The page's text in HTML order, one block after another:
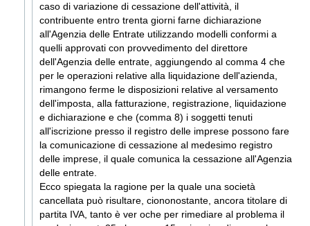
caso di variazione di cessazione dell'attività, il
contribuente entro trenta giorni farne dichiarazione
all'Agenzia delle Entrate utilizzando modelli conformi a
quelli approvati con provvedimento del direttore
dell'Agenzia delle entrate, aggiungendo al comma 4 che
per le operazioni relative alla liquidazione dell'azienda,
rimangono ferme le disposizioni relative al versamento
dell'imposta, alla fatturazione, registrazione, liquidazione
e dichiarazione e che (comma 8) i soggetti tenuti
all'iscrizione presso il registro delle imprese possono fare
la comunicazione di cessazione al medesimo registro
delle imprese, il quale comunica la cessazione all'Agenzia
delle entrate.
Ecco spiegata la ragione per la quale una società
cancellata può risultare, ciononostante, ancora titolare di
partita IVA, tanto è ver oche per rimediare al problema il